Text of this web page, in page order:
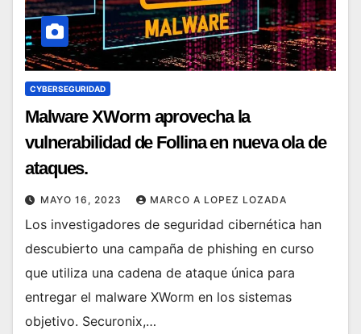
CYBERSEGURIDAD
Malware XWorm aprovecha la
vulnerabilidad de Follina en nueva ola de
ataques.
MAYO 16, 2023 MARCO A LOPEZ LOZADA
Los investigadores de seguridad cibernética han
descubierto una campaña de phishing en curso
que utiliza una cadena de ataque única para
entregar el malware XWorm en los sistemas
objetivo. Securonix,…